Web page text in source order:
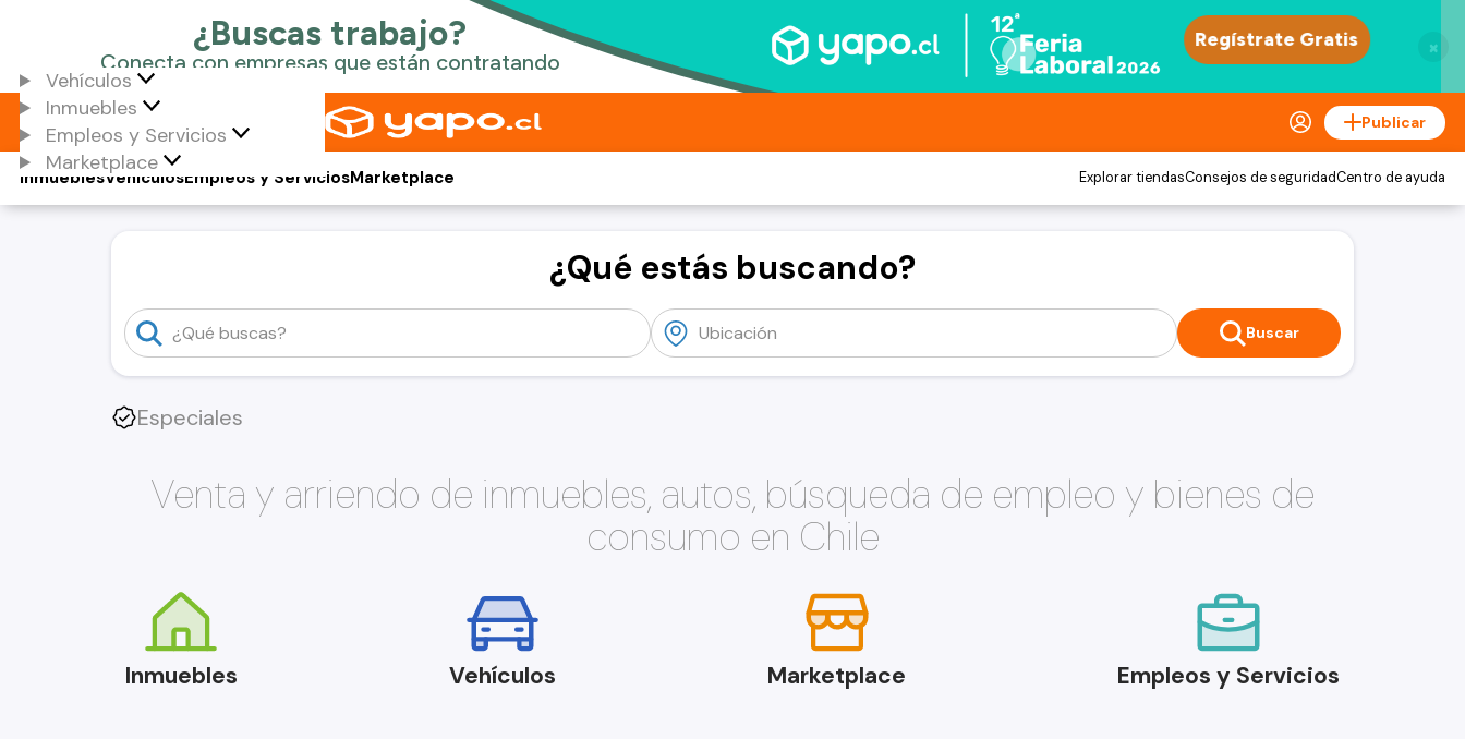
×
Vehículos
Inmuebles
Empleos y Servicios
Marketplace
Publicar
Vehículos
Inmuebles Empleos y ServiciosMarketplace Explorar tiendasConsejos de seguridadCentro de ayuda
¿Qué estás buscando?
Buscar
Especiales
Venta y arriendo de inmuebles, autos, búsqueda de empleo y bienes de
consumo en Chile
Inmuebles Vehículos Marketplace Empleos y Servicios